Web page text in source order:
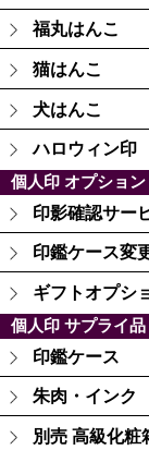
福丸はんこ
猫はんこ
犬はんこ
ハロウィン印
個人印 オプション
印影確認サー
印鑑ケース変
ギフトオプシ
個人印 サプライ品
印鑑ケース
朱肉・インク
別売 高級化粧